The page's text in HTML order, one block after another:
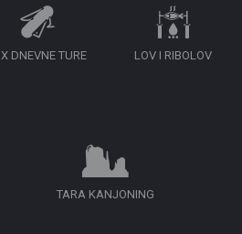
DNEVNE TURE LOV I RIBOLOV
TARA KANJONING